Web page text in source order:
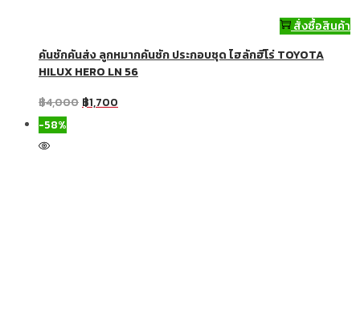
สั่งซื้อสินค้า
คันชักคันส่ง ลูกหมากคันชัก ประกอบชุด ไฮลักฮีโร่ TOYOTA
HILUX HERO LN 56
฿4,000 ฿1,700
-58%